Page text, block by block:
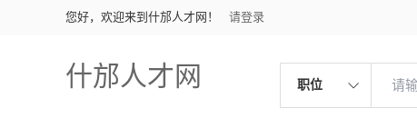
您好，欢迎来到什邡人才网！ 请登录
什邡人才网 职位